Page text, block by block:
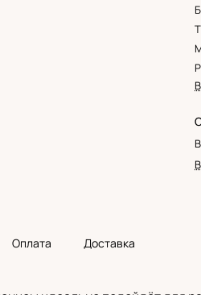
Оплата Доставка